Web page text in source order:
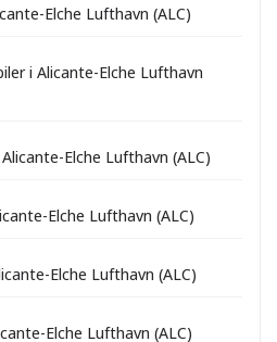
Elche Lufthavn (ALC)
i Alicante-Elche Lufthavn
Elche Lufthavn (ALC)
Elche Lufthavn (ALC)
Elche Lufthavn (ALC)
Elche Lufthavn (ALC)